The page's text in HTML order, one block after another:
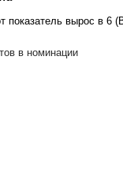
показатель вырос в 6
в номинации